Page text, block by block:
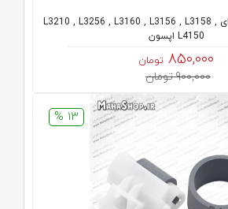
پد و پیکاپ پرینترهای L3210 , L3256 , L3160 , L3156 , L3158 ,
L4150 اپسون
850,000 تومان
900,000 تومان
13 %